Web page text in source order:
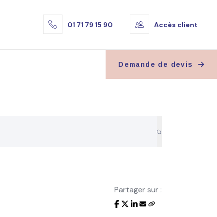
01 71 79 15 90 Accès client
Demande de devis
Partager sur :